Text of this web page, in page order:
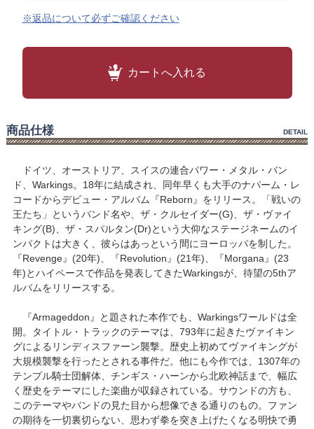
※返品について必ずご確認ください
カートへ入れる
商品仕様 DETAIL
ドイツ、オーストリア、スイスの連合パワー・メタル・バン
ド、Warkings。18年に結成され、同年早くも大手のナパーム・レ
コードからデビュー・アルバム『Reborn』をリリース。「戦いの
王たち」というバンド名や、ザ・クルセイダー(G)、ザ・ヴァイ
キング(B)、ザ・スパルタン(Dr)という大仰なステージネームのイ
ンパクトは大きく、彼らはあっという間にヨーロッパを制した。
『Revenge』(20年)、『Revolution』(21年)、『Morgana』(23
年)とハイペースで作品を発表してきたWarkingsが、待望の5thア
ルバムをリリースする。
『Armageddon』と題された本作でも、Warkingsワールドは全
開。タイトル・トラックのテーマは、793年に起きたヴァイキン
グによるリンディスファーン襲撃。歴史上初めてヴァイキングが
大規模襲撃を行ったとされる事件だ。他にも今作では、1307年の
テンプル騎士団解体、チンギス・ハーンから北欧神話まで、幅広
く歴史をテーマにした楽曲が収録されている。サウンドの方も、
このテーマやバンドの見た目から想像できる通りのもの。ファン
の期待を一切裏切らない、思わず拳を突き上げたくなる明快で勇